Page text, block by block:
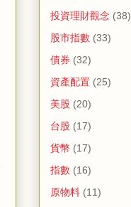
投資理財觀念 (38)
股市指數 (33)
債券 (32)
資產配置 (25)
美股 (20)
台股 (17)
貨幣 (17)
指數 (16)
原物料 (11)